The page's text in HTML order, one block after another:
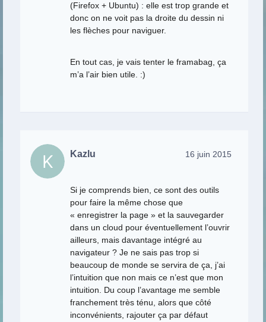
(Firefox + Ubuntu) : elle est trop grande et
donc on ne voit pas la droite du dessin ni
les flèches pour naviguer.
En tout cas, je vais tenter le framabag, ça
m’a l’air bien utile. :)
Kazlu 16 juin 2015
Si je comprends bien, ce sont des outils
pour faire la même chose que
« enregistrer la page » et la sauvegarder
dans un cloud pour éventuellement l’ouvrir
ailleurs, mais davantage intégré au
navigateur ? Je ne sais pas trop si
beaucoup de monde se servira de ça, j’ai
l’intuition que non mais ce n’est que mon
intuition. Du coup l’avantage me semble
franchement très ténu, alors que côté
inconvénients, rajouter ça par défaut